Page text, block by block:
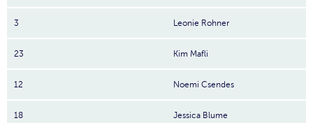
3 Leonie Rohner
23 Kim Mafli
12 Noemi Csendes
18 Jessica Blume